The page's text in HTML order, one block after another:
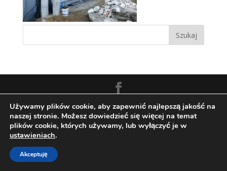
Zaprojektowane przez:Techio.pl
Używamy plików cookie, aby zapewnić najlepszą jakość na
naszej stronie. Możesz dowiedzieć się więcej na temat
plików cookie, których używamy, lub wyłączyć je w
ustawieniach.
Akceptuję